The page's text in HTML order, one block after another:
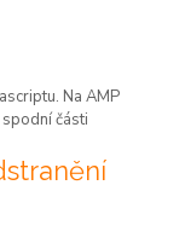
Na AMP
části